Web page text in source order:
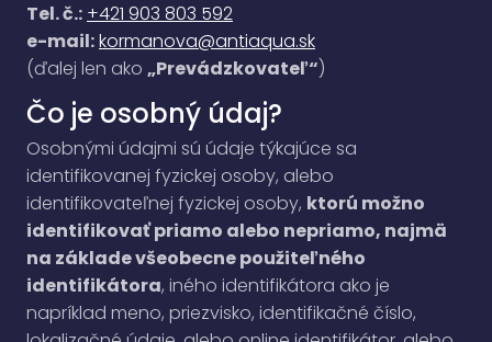
Tel. č.: +421 903 803 592
e-mail:kormanova@antiaqua.sk
(ďalej len ako „Prevádzkovateľ“)
Čo je osobný údaj?
Osobnými údajmi sú údaje týkajúce sa
identifikovanej fyzickej osoby, alebo
identifikovateľnej fyzickej osoby, ktorú možno
identifikovať priamo alebo nepriamo, najmä
na základe všeobecne použiteľného
identifikátora, iného identifikátora ako je
napríklad meno, priezvisko, identifikačné číslo,